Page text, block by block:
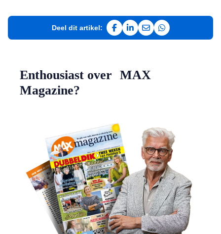
Deel dit artikel:
Deel op Facebook
Deel op LinkedIn
Deel via e-mail
Deel via
Enthousiast over MAX
Magazine?